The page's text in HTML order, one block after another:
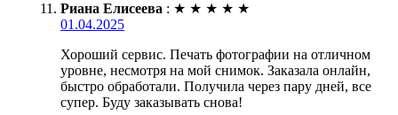
Риана Елисеева : ★ ★ ★ ★ ★
01.04.2025
Хороший сервис. Печать фотографии на отличном
уровне, несмотря на мой снимок. Заказала онлайн,
быстро обработали. Получила через пару дней, все
супер. Буду заказывать снова!